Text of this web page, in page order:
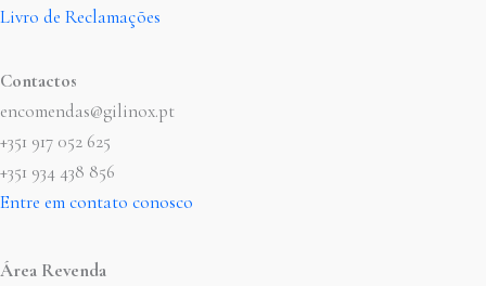
Livro de Reclamações
Contactos
encomendas@gilinox.pt
+351 917 052 625
+351 934 438 856
Entre em contato conosco
Área Revenda